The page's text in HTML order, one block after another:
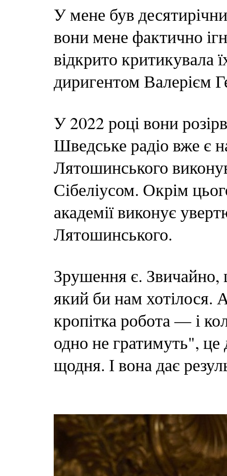
У мене був
вони мене фактично
відкрито критикувала
диригентом Валерієм
У 2022 році вони
Шведське радіо вже є
Лятошинського
Сібеліусом. Окрім
академії виконує
Лятошинського.
Зрушення є. Звичайно,
який би нам хотілося.
кропітка робота — і
одно не гратимуть",
щодня. І вона дає